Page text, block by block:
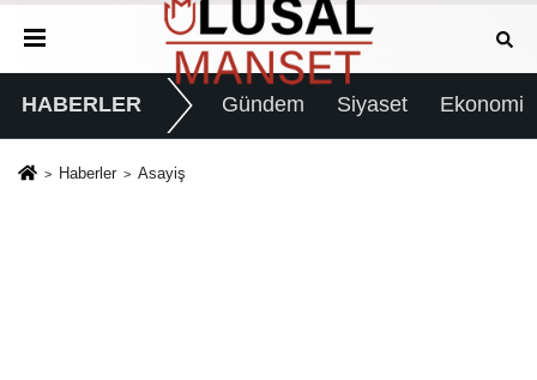
HABERLER Gündem Siyaset Ekonomi
Haberler Asayiş